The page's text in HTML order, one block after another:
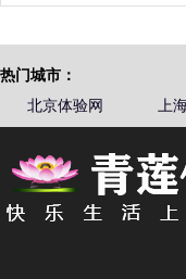
热门城市：
北京体验网
上